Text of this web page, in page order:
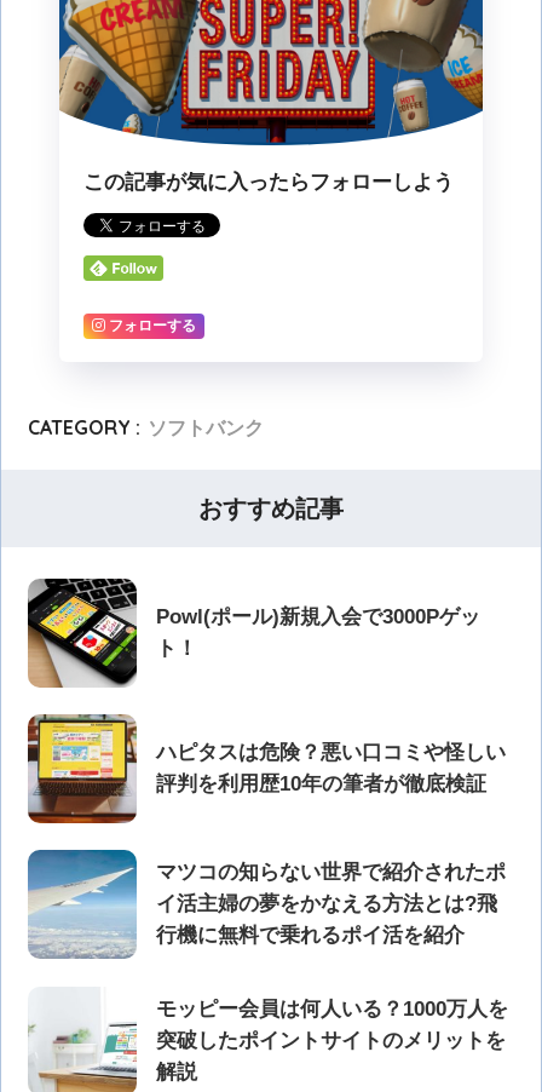
この記事が気に入ったらフォローしよう
フォローする
CATEGORY : ソフトバンク
おすすめ記事
Powl(ポール)新規入会で3000Pゲッ
ト！
ハピタスは危険？悪い口コミや怪しい
評判を利用歴10年の筆者が徹底検証
マツコの知らない世界で紹介されたポ
イ活主婦の夢をかなえる方法とは?飛
行機に無料で乗れるポイ活を紹介
モッピー会員は何人いる？1000万人を
突破したポイントサイトのメリットを
解説